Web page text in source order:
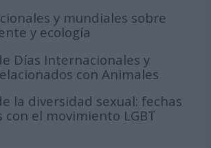
y mundiales sobre
y ecología
Días Internacionales y
con Animales
la diversidad sexual: fechas
con el movimiento LGBT